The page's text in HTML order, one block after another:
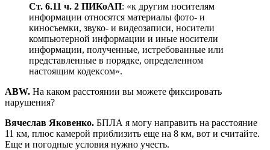
Ст. 6.11 ч. 2 ПИКоАП: «к другим носителям
информации относятся материалы фото- и
киносъемки, звуко- и видеозаписи, носители
компьютерной информации и иные носители
информации, полученные, истребованные или
представленные в порядке, определенном
настоящим кодексом».
ABW. На каком расстоянии вы можете фиксировать
нарушения?
Вячеслав Яковенко. БПЛА я могу направить на расстояние
11 км, плюс камерой приблизить еще на 8 км, вот и считайте.
Еще и погодные условия нужно учесть.